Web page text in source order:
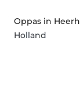
Oppas in
Holland